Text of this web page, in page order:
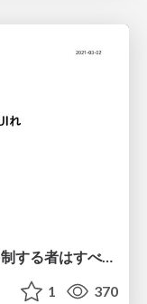
HTMLコーダーよSwiftUIれ 〜型を制する者はすべてを制す〜
1 370